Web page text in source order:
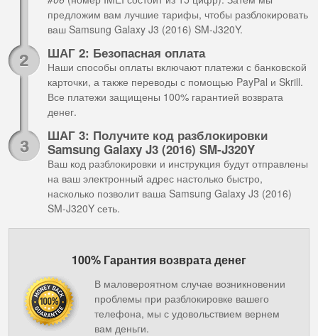
предложим вам лучшие тарифы, чтобы разблокировать
ваш Samsung Galaxy J3 (2016) SM-J320Y.
ШАГ 2: Безопасная оплата
Наши способы оплаты включают платежи с банковской
карточки, а также переводы с помощью PayPal и Skrill.
Все платежи защищены 100% гарантией возврата
денег.
ШАГ 3: Получите код разблокировки
Samsung Galaxy J3 (2016) SM-J320Y
Ваш код разблокировки и инструкция будут отправлены
на ваш электронный адрес настолько быстро,
насколько позволит ваша Samsung Galaxy J3 (2016)
SM-J320Y сеть.
100% Гарантия возврата денег
В маловероятном случае возникновении
проблемы при разблокировке вашего
телефона, мы с удовольствием вернем
вам деньги.